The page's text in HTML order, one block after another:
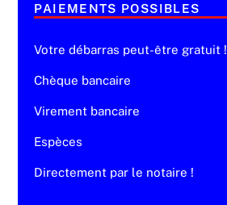
PAIEMENTS POSSIBLES
Votre débarras peut-être gratuit !
Chèque bancaire
Virement bancaire
Espèces
Directement par le notaire !